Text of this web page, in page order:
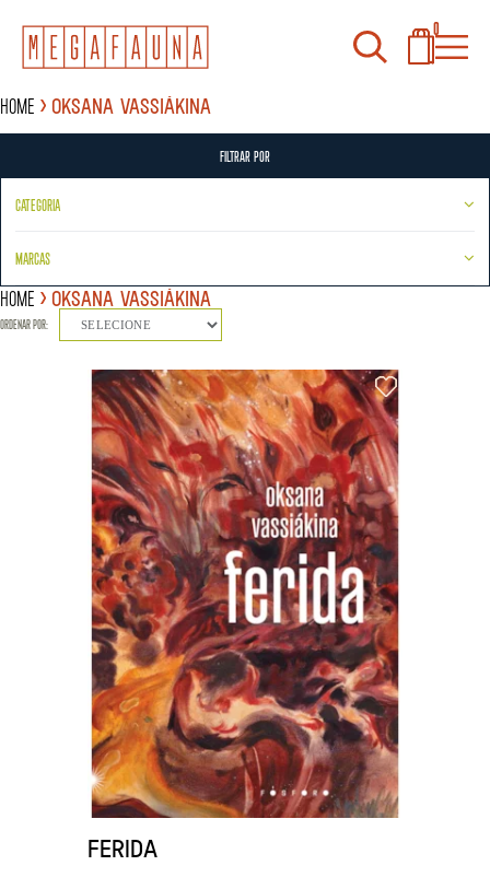
0
Home Oksana Vassiákina
FILTRAR POR
CATEGORIA
MARCAS
Home Oksana Vassiákina
ORDENAR POR: SELECIONE
FERIDA